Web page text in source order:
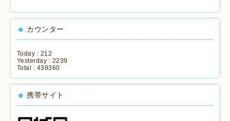
カウンター
Today : 212
Yesterday : 2239
Total : 439360
携帯サイト